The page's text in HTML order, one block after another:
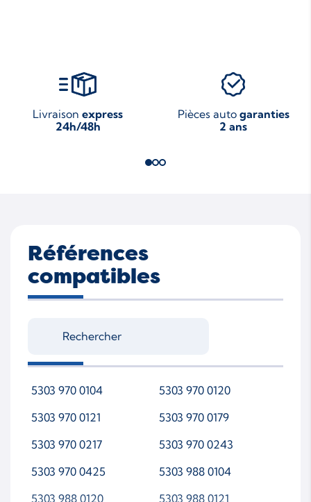
Livraison express
24h/48h
Pièces auto garanties
2 ans
Références
compatibles
5303 970 0104
5303 970 0120
5303 970 0121
5303 970 0179
5303 970 0217
5303 970 0243
5303 970 0425
5303 988 0104
5303 988 0120
5303 988 0121